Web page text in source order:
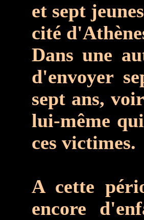
et sept
cité
Dans une
d'envoyer
sept ans,
lui-même
ces victimes.
A cette
encore